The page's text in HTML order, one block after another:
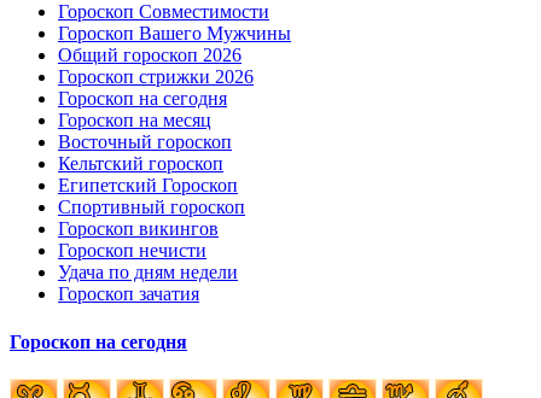
Гороскоп Совместимости
Гороскоп Вашего Мужчины
Общий гороскоп 2026
Гороскоп стрижки 2026
Гороскоп на сегодня
Гороскоп на месяц
Восточный гороскоп
Кельтский гороскоп
Египетский Гороскоп
Спортивный гороскоп
Гороскоп викингов
Гороскоп нечисти
Удача по дням недели
Гороскоп зачатия
Гороскоп на сегодня